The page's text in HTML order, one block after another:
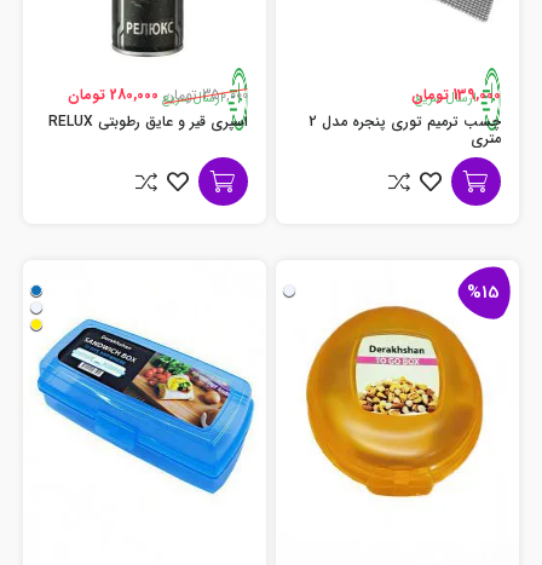
ارسال سریع139,000 تومان
چسب ترمیم توری پنجره مدل 2
متری
ارسال سریع350,000 تومان
280,000 تومان
اسپری قیر و عایق رطوبتی RELUX
%15